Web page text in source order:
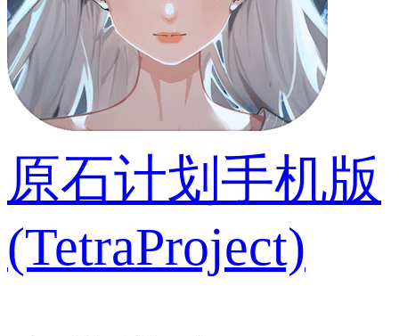
原石计划手机版
(TetraProject)